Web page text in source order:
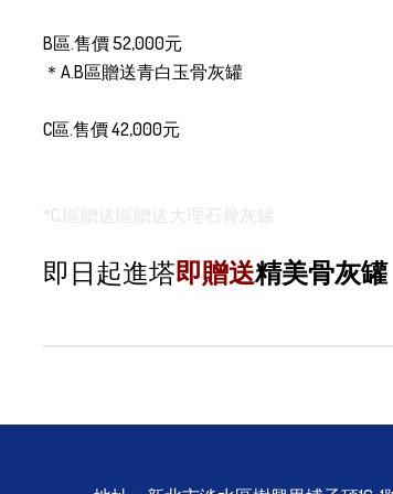
B區.售價 52,000元
＊A.B區贈送青白玉骨灰罐
C區.售價 42,000元
*C. 區贈送區贈送大理石骨灰罐
即日起進塔即贈送精美骨灰罐